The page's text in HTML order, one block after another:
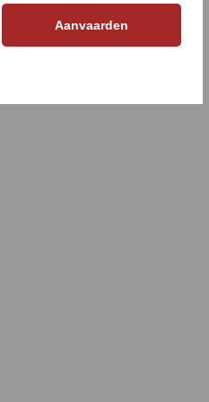
Aanvaarden